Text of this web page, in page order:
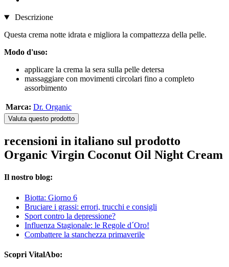
Descrizione
Questa crema notte idrata e migliora la compattezza della pelle.
Modo d'uso:
applicare la crema la sera sulla pelle detersa
massaggiare con movimenti circolari fino a completo
assorbimento
Marca: Dr. Organic
Valuta questo prodotto
recensioni in italiano sul prodotto
Organic Virgin Coconut Oil Night Cream
Il nostro blog:
Biotta: Giorno 6
Bruciare i grassi: errori, trucchi e consigli
Sport contro la depressione?
Influenza Stagionale: le Regole d´Oro!
Combattere la stanchezza primaverile
Scopri VitalAbo: